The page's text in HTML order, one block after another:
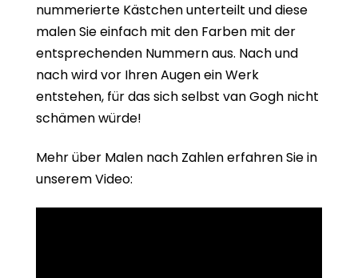
nummerierte Kästchen unterteilt und diese
malen Sie einfach mit den Farben mit der
entsprechenden Nummern aus. Nach und
nach wird vor Ihren Augen ein Werk
entstehen, für das sich selbst van Gogh nicht
schämen würde!
Mehr über Malen nach Zahlen erfahren Sie in
unserem Video: